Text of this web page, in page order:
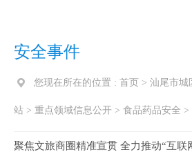
安全事件
您现在所在的位置 : 首页 > 汕尾市城
站 > 重点领域信息公开 > 食品药品安全 >
聚焦文旅商圈精准宣贯 全力推动“互联